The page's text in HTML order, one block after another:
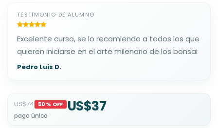
TESTIMONIO DE ALUMNO
Excelente curso, se lo recomiendo a todos los que
quieren iniciarse en el arte milenario de los bonsai
Pedro Luis D.
US$74 50% OFF US$37
pago único